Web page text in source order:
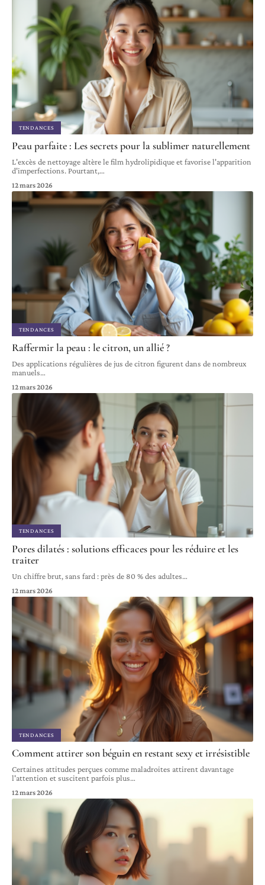
TENDANCES
Peau parfaite : Les secrets pour la sublimer naturellement
L'excès de nettoyage altère le film hydrolipidique et favorise l'apparition
d'imperfections. Pourtant,…
12 mars 2026
TENDANCES
Raffermir la peau : le citron, un allié ?
Des applications régulières de jus de citron figurent dans de nombreux
manuels…
12 mars 2026
TENDANCES
Pores dilatés : solutions efficaces pour les réduire et les
traiter
Un chiffre brut, sans fard : près de 80 % des adultes…
12 mars 2026
TENDANCES
Comment attirer son béguin en restant sexy et irrésistible
Certaines attitudes perçues comme maladroites attirent davantage
l'attention et suscitent parfois plus…
12 mars 2026